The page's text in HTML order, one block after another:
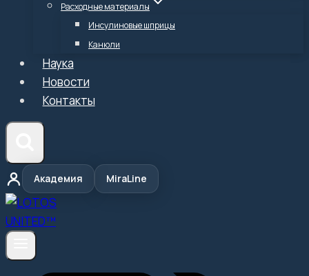
Расходные материалы
Инсулиновые шприцы
Канюли
Наука
Новости
Контакты
Академия MiraLine